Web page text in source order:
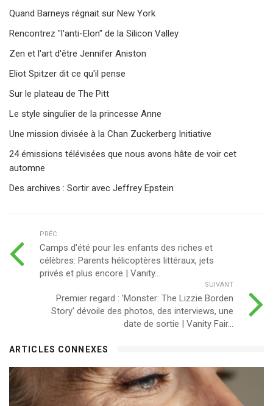
Quand Barneys régnait sur New York
Rencontrez "l'anti-Elon" de la Silicon Valley
Zen et l'art d'être Jennifer Aniston
Eliot Spitzer dit ce qu'il pense
Sur le plateau de The Pitt
Le style singulier de la princesse Anne
Une mission divisée à la Chan Zuckerberg Initiative
24 émissions télévisées que nous avons hâte de voir cet
automne
Des archives : Sortir avec Jeffrey Epstein
PRÉC
Camps d'été pour les enfants des riches et
célèbres: Parents hélicoptères littéraux, jets
privés et plus encore | Vanity...
SUIVANT
Premier regard : 'Monster: The Lizzie Borden
Story' dévoile des photos, des interviews, une
date de sortie | Vanity Fair...
ARTICLES CONNEXES